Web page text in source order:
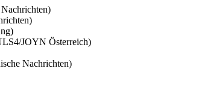
JOYN Österreich)
Nachrichten)